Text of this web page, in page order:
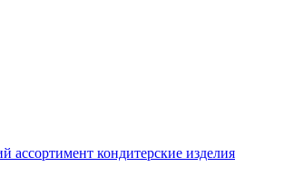
ассортимент кондитерские изделия